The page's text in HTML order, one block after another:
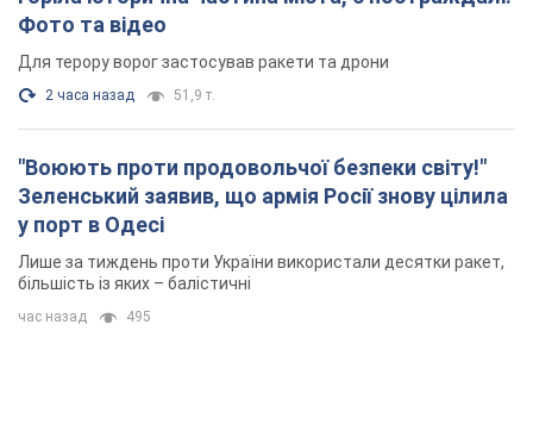
Фото та відео
Для терору ворог застосував ракети та дрони
2 часа назад 51,9 т.
"Воюють проти продовольчої безпеки світу!"
Зеленський заявив, що армія Росії знову цілила
у порт в Одесі
Лише за тиждень проти України використали десятки ракет,
більшість із яких – балістичні
час назад 495